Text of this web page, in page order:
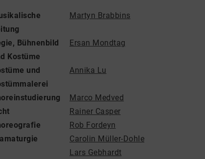
Martyn Brabbins
Bühnenbild
Kostüme
Ersan Mondtag
und
Annika Lu
Marco Medved
Rainer Casper
Rob Fordeyn
Carolin Müller-Dohle
Lars Gebhardt